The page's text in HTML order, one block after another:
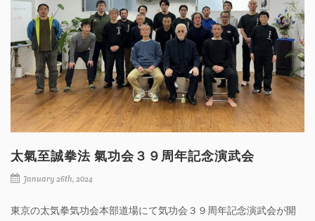
太氣至誠拳法 氣功会３９周年記念演武会
January 26th, 2024
東京の太気拳気功会本部道場にて気功会３９周年記念演武会が開